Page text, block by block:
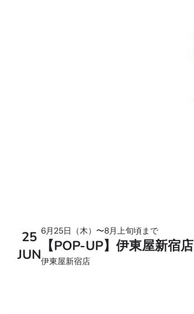
25
JUN
6月25日（木）〜8月上旬頃まで
【POP-UP】伊東屋新宿店
伊東屋新宿店